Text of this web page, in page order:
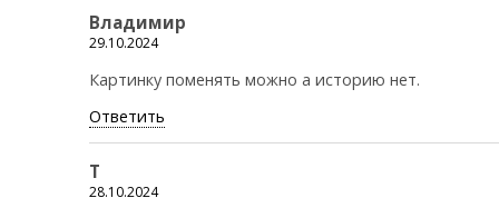
Владимир
29.10.2024
Картинку поменять можно а историю нет.
Ответить
Т
28.10.2024